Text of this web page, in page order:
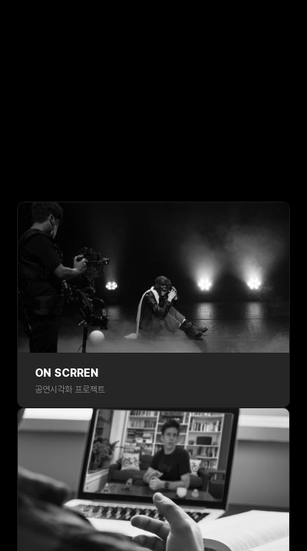
ON SCRREN
공연시각화 프로젝트